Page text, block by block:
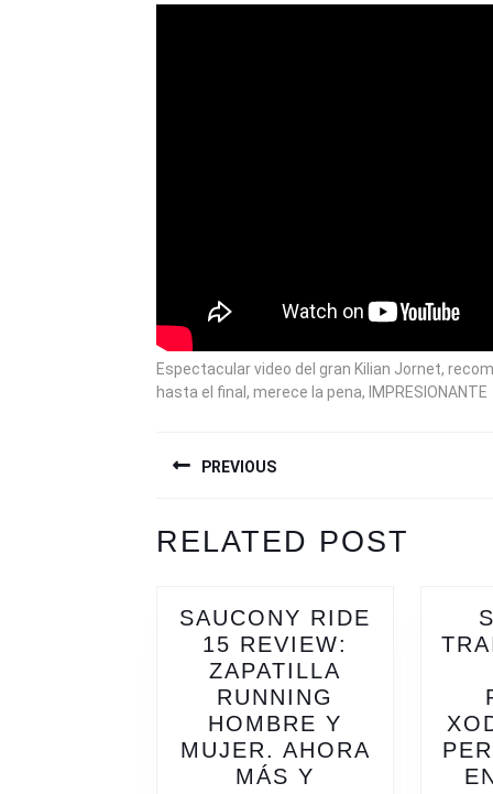
2011
Espectacular video del gran Kilian Jornet,
hasta el final, merece la pena, IMPRESIONANTE
DE
ENTRADAS
PREVIOUS
post:
RELATED POST
SAUCONY RIDE
15 REVIEW:
ZAPATILLA
RUNNING
HOMBRE Y
MUJER. AHORA
MÁS Y